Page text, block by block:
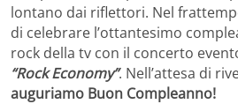
lontano dai riflettori. Nel
di celebrare l’ottantesimo
rock della tv con il concerto
“Rock Economy”. Nell’attesa di
auguriamo Buon Compleanno!